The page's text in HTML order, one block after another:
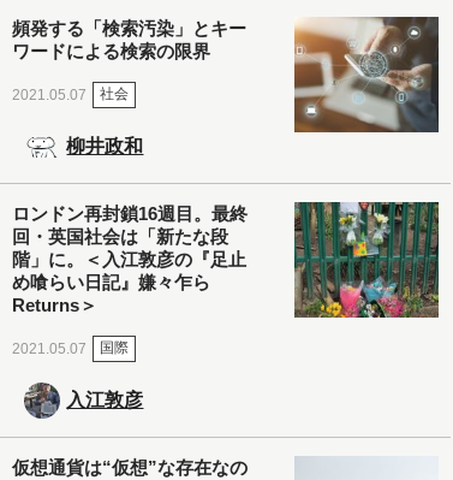
頻発する「検索汚染」とキー
ワードによる検索の限界
2021.05.07 社会
柳井政和
ロンドン再封鎖16週目。最終
回・英国社会は「新たな段
階」に。＜入江敦彦の『足止
め喰らい日記』嫌々乍ら
Returns＞
2021.05.07 国際
入江敦彦
仮想通貨は“仮想”な存在なの